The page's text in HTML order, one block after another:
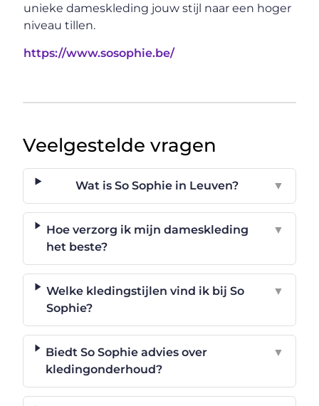
unieke dameskleding jouw stijl naar een hoger
niveau tillen.
https://www.sosophie.be/
Veelgestelde vragen
Wat is So Sophie in Leuven? ▼
Hoe verzorg ik mijn dameskleding
het beste?
▼
Welke kledingstijlen vind ik bij So
Sophie?
▼
Biedt So Sophie advies over
kledingonderhoud?
▼